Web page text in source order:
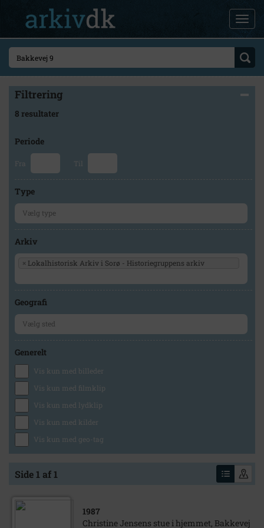
Filtrering
8 resultater
Periode
Fra Til
Type
Arkiv
× Lokalhistorisk Arkiv i Sorø - Historiegruppens arkiv
Geografi
Generelt
Vis kun med billeder
Vis kun med filmklip
Vis kun med lydklip
Vis kun med kilder
Vis kun med geo-tag
Side 1 af 1
1987
Christine Jensens stue i hjemmet, Bakkevej